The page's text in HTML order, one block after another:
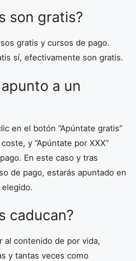
son gratis?
gratis y cursos de pago.
sí, efectivamente son gratis.
a un
en el botón “Apúntate gratis”
y “Apúntate por XXX”
En este caso y tras
de pago, estarás apuntado en
caducan?
al contenido de por vida,
y tantas veces como